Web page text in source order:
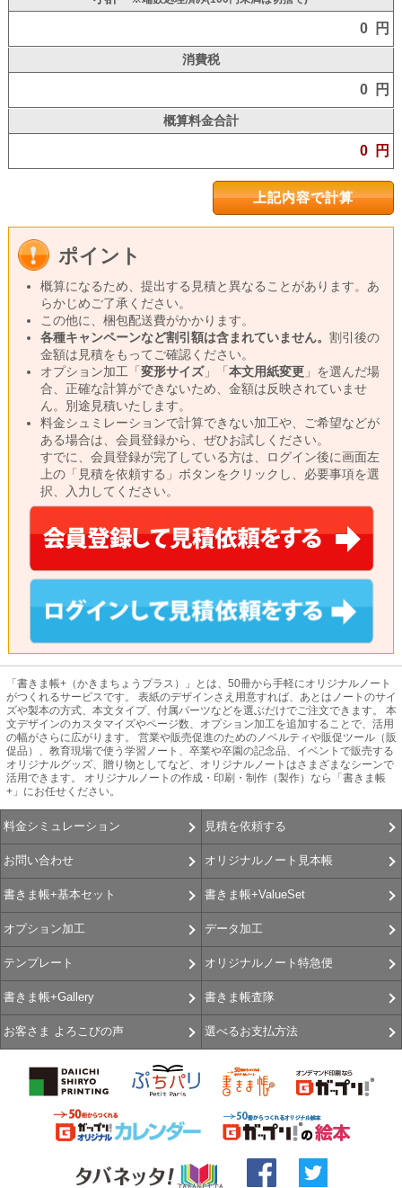
0 円
消費税
0 円
概算料金合計
0 円
ポイント
概算になるため、提出する見積と異なることがあります。あ
らかじめご了承ください。
この他に、梱包配送費がかかります。
各種キャンペーンなど割引額は含まれていません。 割引後の
金額は見積をもってご確認ください。
オプション加工「 変形サイズ」「 本文用紙変更」を選んだ場
合、正確な計算ができないため、金額は反映されていませ
ん。別途見積いたします。
料金シュミレーションで計算できない加工や、ご希望などが
ある場合は、会員登録から、ぜひお試しください。
すでに、会員登録が完了している方は、ログイン後に画面左
上の「見積を依頼する」ボタンをクリックし、必要事項を選
択、入力してください。
「書きま帳+（かきまちょうプラス）」とは、50冊から手軽にオリジナルノート
がつくれるサービスです。 表紙のデザインさえ用意すれば、あとはノートのサイ
ズや製本の方式、本文タイプ、付属パーツなどを選ぶだけでご注文できます。 本
文デザインのカスタマイズやページ数、オプション加工を追加することで、活用
の幅がさらに広がります。 営業や販売促進のためのノベルティや販促ツール（販
促品）、教育現場で使う学習ノート、卒業や卒園の記念品、イベントで販売する
オリジナルグッズ、贈り物としてなど、オリジナルノートはさまざまなシーンで
活用できます。 オリジナルノートの作成・印刷・制作（製作）なら「書きま帳
+」にお任せください。
料金シミュレーション 見積を依頼する
お問い合わせ オリジナルノート見本帳
書きま帳+基本セット 書きま帳+ValueSet
オプション加工 データ加工
テンプレート オリジナルノート特急便
書きま帳+Gallery 書きま帳査隊
お客さま よろこびの声 選べるお支払方法